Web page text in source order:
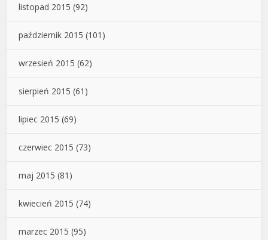
listopad 2015 (92)
październik 2015 (101)
wrzesień 2015 (62)
sierpień 2015 (61)
lipiec 2015 (69)
czerwiec 2015 (73)
maj 2015 (81)
kwiecień 2015 (74)
marzec 2015 (95)